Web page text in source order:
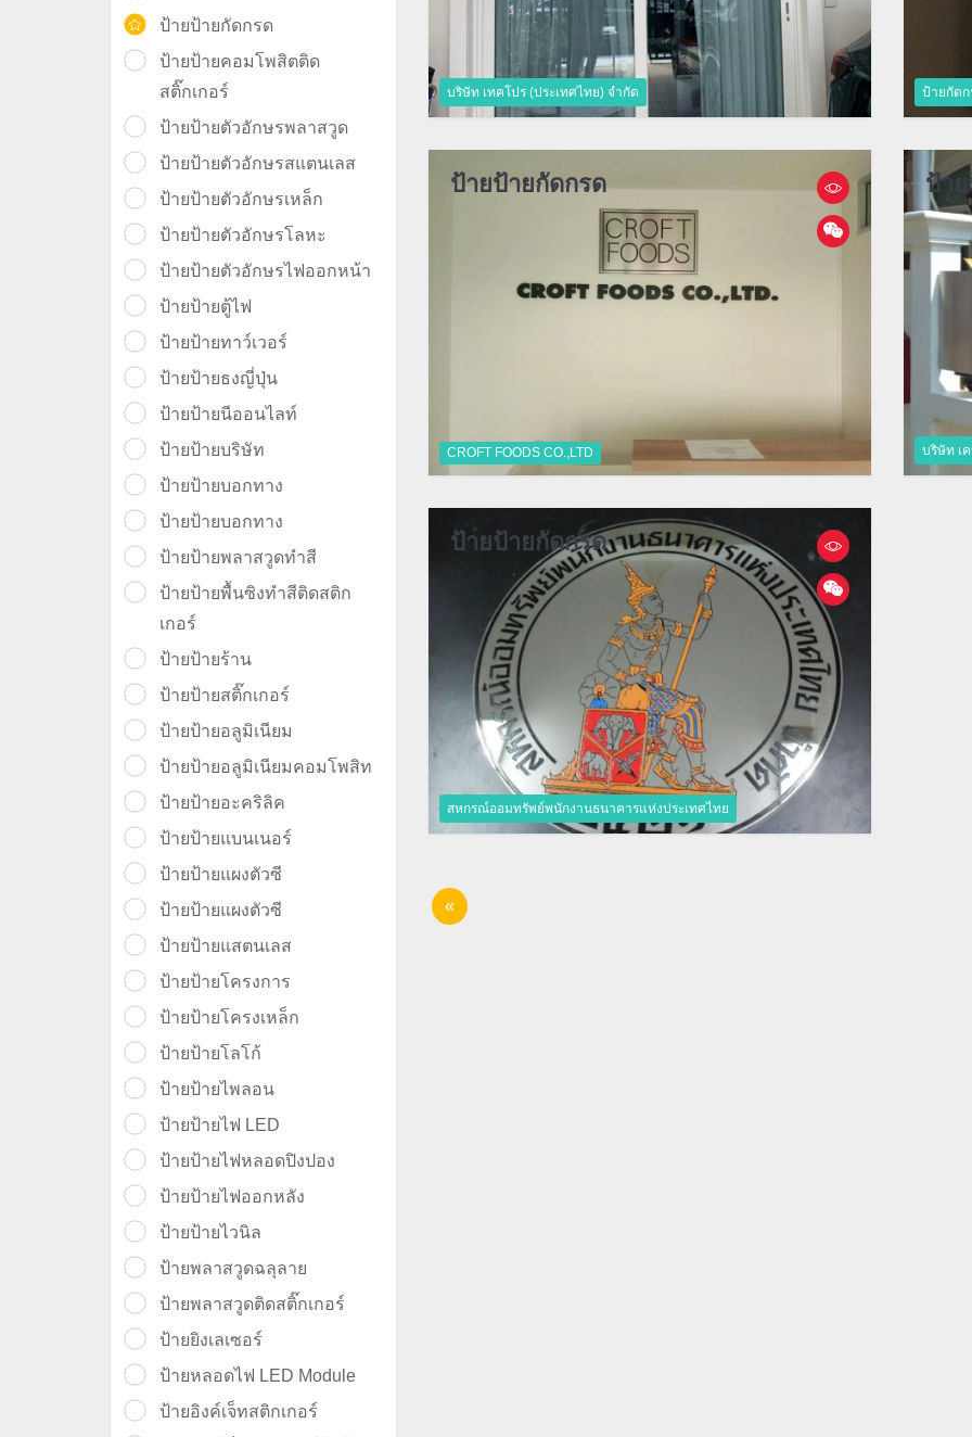
ป้ายป้ายกัดกรด
ป้ายป้ายคอมโพสิตติด
สติ๊กเกอร์
ป้ายป้ายตัวอักษรพลาสวูด
ป้ายป้ายตัวอักษรสแตนเลส
ป้ายป้ายตัวอักษรเหล็ก
ป้ายป้ายตัวอักษรโลหะ
ป้ายป้ายตัวอักษรไฟออกหน้า
ป้ายป้ายตู้ไฟ
ป้ายป้ายทาว์เวอร์
ป้ายป้ายธงญี่ปุ่น
ป้ายป้ายนีออนไลท์
ป้ายป้ายบริษัท
ป้ายป้ายบอกทาง
ป้ายป้ายบอกทาง
ป้ายป้ายพลาสวูดทำสี
ป้ายป้ายพื้นซิงทำสีติดสติก
เกอร์
ป้ายป้ายร้าน
ป้ายป้ายสติ๊กเกอร์
ป้ายป้ายอลูมิเนียม
ป้ายป้ายอลูมิเนียมคอมโพสิท
ป้ายป้ายอะคริลิค
ป้ายป้ายแบนเนอร์
ป้ายป้ายแผงตัวซี
ป้ายป้ายแผงตัวซี
ป้ายป้ายแสตนเลส
ป้ายป้ายโครงการ
ป้ายป้ายโครงเหล็ก
ป้ายป้ายโลโก้
ป้ายป้ายไพลอน
ป้ายป้ายไฟ LED
ป้ายป้ายไฟหลอดปิงปอง
ป้ายป้ายไฟออกหลัง
ป้ายป้ายไวนิล
ป้ายพลาสวูดฉลุลาย
ป้ายพลาสวูดติดสติ๊กเกอร์
ป้ายยิงเลเซอร์
ป้ายหลอดไฟ LED Module
ป้ายอิงค์เจ็ทสติกเกอร์
บริษัท เทคโปร (ประเทศไทย) จำกัด ป้ายกัด
CROFT FOODS CO.,LTD
ป้ายป้ายกัดกรด
บริษัท เ
ป้า
สหกรณ์ออมทรัพย์พนักงานธนาคารแห่งประเทศไทย
ป้ายป้ายกัดกรด
«